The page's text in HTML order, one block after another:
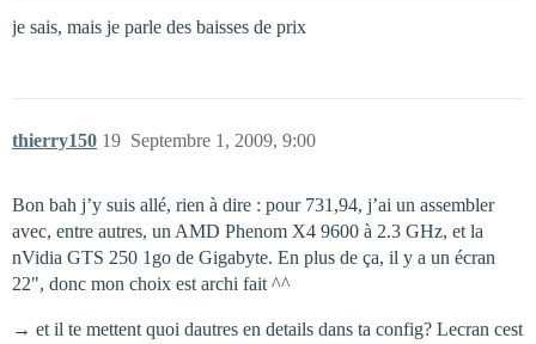
je sais, mais je parle des baisses de prix
thierry150 Septembre 1, 2009, 9:00
19
Bon bah j’y suis allé, rien à dire : pour 731,94, j’ai un assembler
avec, entre autres, un AMD Phenom X4 9600 à 2.3 GHz, et la
nVidia GTS 250 1go de Gigabyte. En plus de ça, il y a un écran
22", donc mon choix est archi fait ^^
→ et il te mettent quoi dautres en details dans ta config? Lecran cest